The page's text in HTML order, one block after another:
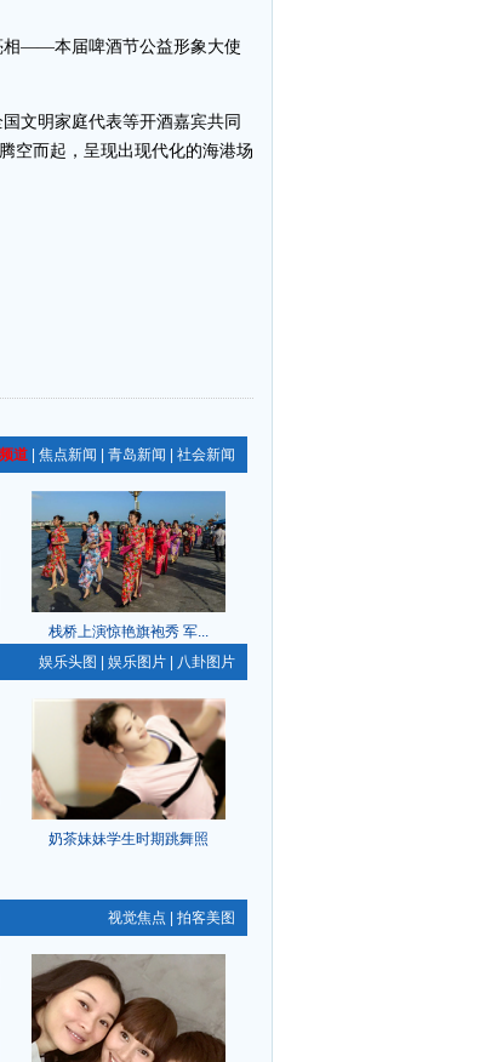
相——本届啤酒节公益形象大使
文明家庭代表等开酒嘉宾共同
空而起，呈现出现代化的海港场
道 焦点新闻 青岛新闻 社会新闻
栈桥上演惊艳旗袍秀 军...
娱乐头图 娱乐图片 八卦图片
奶茶妹妹学生时期跳舞照
视觉焦点 拍客美图